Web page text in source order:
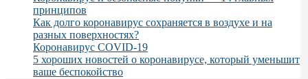
принципов
Как долго коронавирус сохраняется в воздухе и на
разных поверхностях?
Коронавирус COVID-19
5 хороших новостей о коронавирусе, который уменьшит
ваше беспокойство